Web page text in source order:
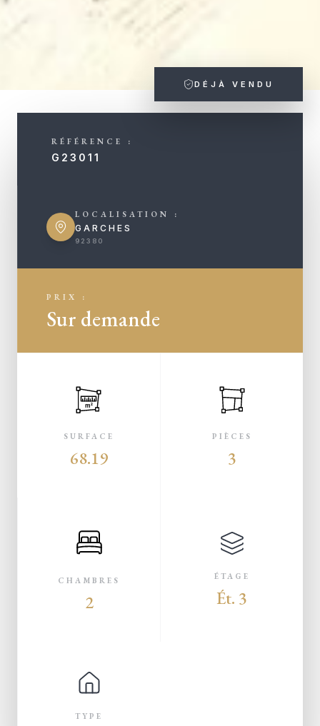
DÉJÀ VENDU
RÉFÉRENCE :
G23011
LOCALISATION :
GARCHES
92380
PRIX :
Sur demande
m²
SURFACE
68.19
PIÈCES
3
CHAMBRES
2
ÉTAGE
Ét. 3
TYPE